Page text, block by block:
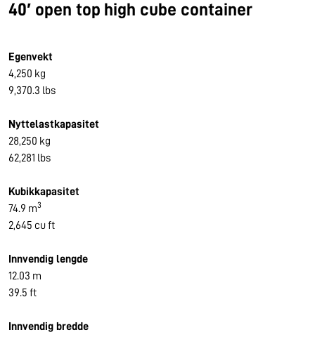
40′ open top high cube container
Egenvekt
4,250 kg
9,370.3 lbs
Nyttelastkapasitet
28,250 kg
62,281 lbs
Kubikkapasitet
74.9 m3
2,645 cu ft
Innvendig lengde
12.03 m
39.5 ft
Innvendig bredde